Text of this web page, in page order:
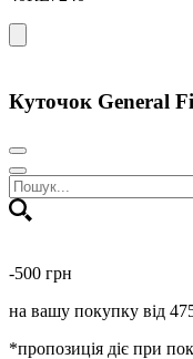
Куточок General
-500 грн
на вашу покупку від
*пропозиція діє при